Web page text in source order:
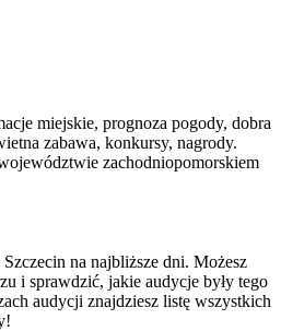
miejskie, prognoza pogody, dobra
zabawa, konkursy, nagrody.
zachodniopomorskiem
na najbliższe dni. Możesz
i sprawdzić, jakie audycje były tego
audycji znajdziesz listę wszystkich